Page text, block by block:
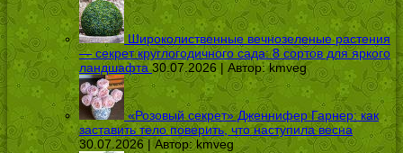
Широколиственные вечнозеленые растения
— секрет круглогодичного сада: 8 сортов для яркого
ландшафта 30.07.2026 | Автор:kmveg
«Розовый секрет» Дженнифер Гарнер: как
заставить тело поверить, что наступила весна
30.07.2026 | Автор:kmveg